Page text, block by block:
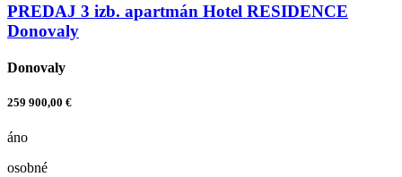
PREDAJ 3 izb. apartmán Hotel RESIDENCE
Donovaly
Donovaly
259 900,00 €
áno
osobné